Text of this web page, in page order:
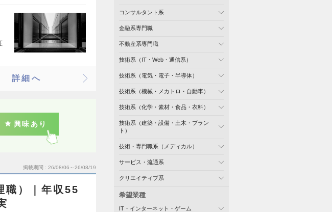
詳細へ
興味あり
掲載期間 26/08/06～26/08/19
職）｜年収55
コンサルタント系
金融系専門職
不動産系専門職
技術系（IT・Web・通信系）
技術系（電気・電子・半導体）
技術系（機械・メカトロ・自動車）
技術系（化学・素材・食品・衣料）
技術系（建築・設備・土木・プラン
ト）
技術・専門職系（メディカル）
サービス・流通系
クリエイティブ系
希望業種
IT・インターネット・ゲーム